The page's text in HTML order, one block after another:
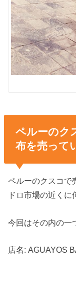
ペルーのク
布を売って
ペルーのクスコで
ドロ市場の近くに
今回はその内の一
店名: AGUAYOS